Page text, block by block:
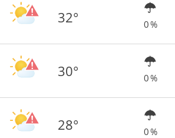
32° 0 %
30° 0 %
28° 0 %